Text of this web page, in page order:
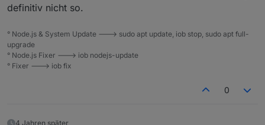
definitiv nicht so.
° Node.js & System Update ---> sudo apt update, iob stop, sudo apt full-
upgrade
° Node.js Fixer ---> iob nodejs-update
° Fixer ---> iob fix
0
4 Jahren später